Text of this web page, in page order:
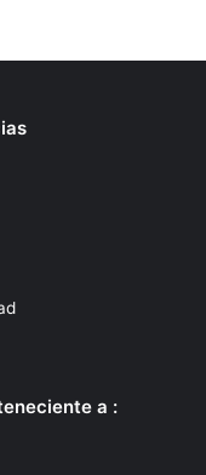
a :